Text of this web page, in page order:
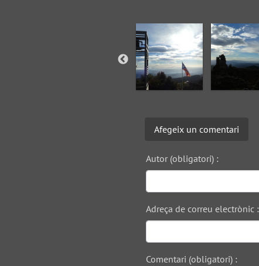
Afegeix un comentari
Autor (obligatori) :
Adreça de correu electrònic :
Comentari (obligatori) :